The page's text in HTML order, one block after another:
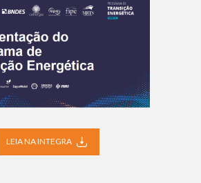
LEIA NA INTEGRA